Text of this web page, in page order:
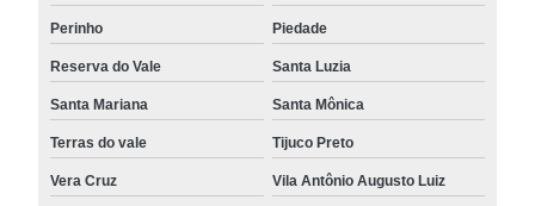
Perinho Piedade
Reserva do Vale Santa Luzia
Santa Mariana Santa Mônica
Terras do vale Tijuco Preto
Vera Cruz Vila Antônio Augusto Luiz